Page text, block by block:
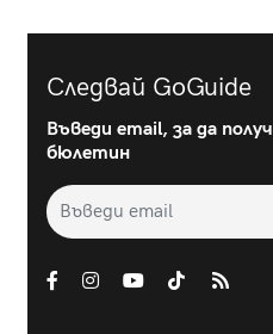
Следвай GoGuide
Въведи email, за да
бюлетин